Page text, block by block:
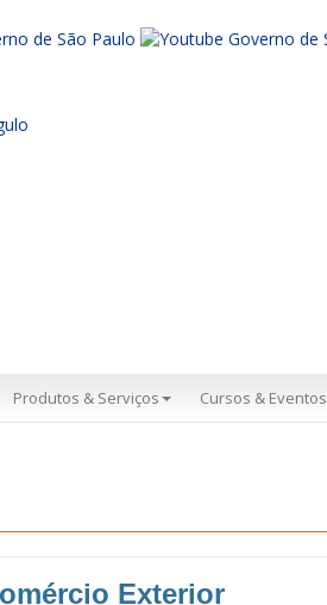
Produtos & Serviços Cursos & Eventos
Exterior